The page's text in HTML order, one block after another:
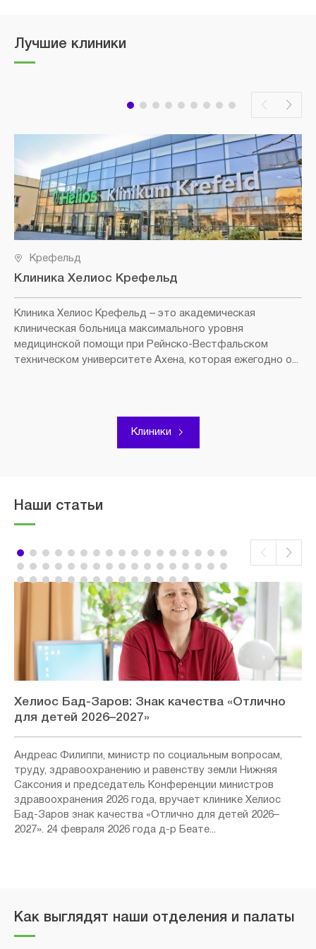
Лучшие клиники
Крефельд
Клиника Хелиос Крефельд
Клиника Хелиос Крефельд – это академическая
клиническая больница максимального уровня
медицинской помощи при Рейнско-Вестфальском
техническом университете Ахена, которая ежегодно о...
Клиники
Наши статьи
Хелиос Бад-Заров: Знак качества «Отлично
для детей 2026–2027»
Андреас Филиппи, министр по социальным вопросам,
труду, здравоохранению и равенству земли Нижняя
Саксония и председатель Конференции министров
здравоохранения 2026 года, вручает клинике Хелиос
Бад-Заров знак качества «Отлично для детей 2026–
2027». 24 февраля 2026 года д-р Беате...
Как выглядят наши отделения и палаты